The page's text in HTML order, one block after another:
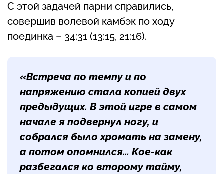
С этой задачей парни справились,
совершив волевой камбэк по ходу
поединка – 34:31 (13:15, 21:16).
«Встреча по темпу и по
напряжению стала копией двух
предыдущих. В этой игре в самом
начале я подвернул ногу, и
собрался было хромать на замену,
а потом опомнился… Кое-как
разбегался ко второму тайму,